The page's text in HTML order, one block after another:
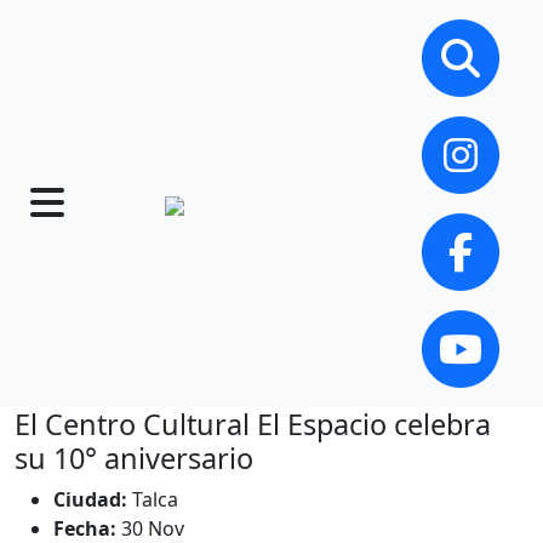
El Centro Cultural El Espacio celebra
su 10° aniversario
Ciudad: Talca
Fecha: 30 Nov